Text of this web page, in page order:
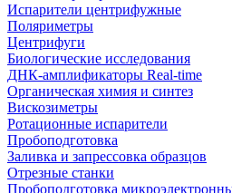
Испарители центрифужные
Поляриметры
Центрифуги
Биологические исследования
ДНК-амплификаторы Real-time
Органическая химия и синтез
Вискозиметры
Ротационные испарители
Пробоподготовка
Заливка и запрессовка образцов
Отрезные станки
Пробоподготовка